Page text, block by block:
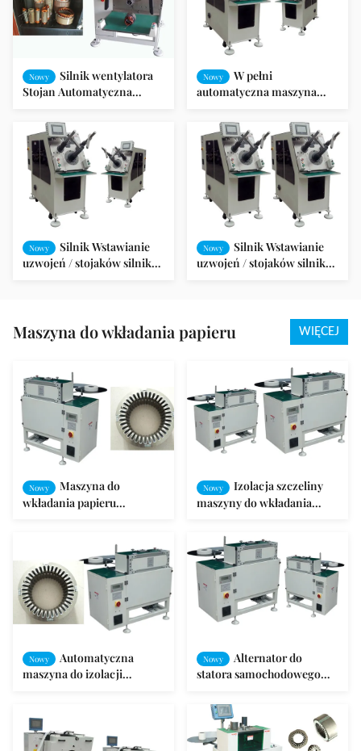
Nowy
Silnik wentylatora
Stojan Automatyczna
silnika Model QX08
Nowy
W pełni
automatyczna maszyna
stojana silnika AC SMT -
K90
Nowy
Silnik Wstawianie
uzwojeń / stojaków silnika
Nowy
Silnik Wstawianie
uzwojeń / stojaków silnika
Maszyna do wkładania papieru WIĘCEJ
Nowy
Maszyna do
wkładania papieru
Nowy
Izolacja szczeliny
maszyny do wkładania
Nadaje się wyłącznie do
dużych i średnich silników
Nowy
Automatyczna
maszyna do izolacji
Nowy
Alternator do
statora samochodowego
wkładek papierowych SMT-
C100